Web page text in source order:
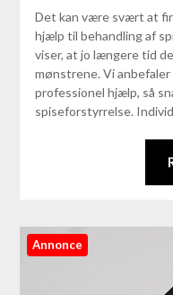
Det kan være svært at
hjælp til behandling af
viser, at jo længere tid
mønstrene. Vi
professionel hjælp, så
spiseforstyrrelse.
Annonce